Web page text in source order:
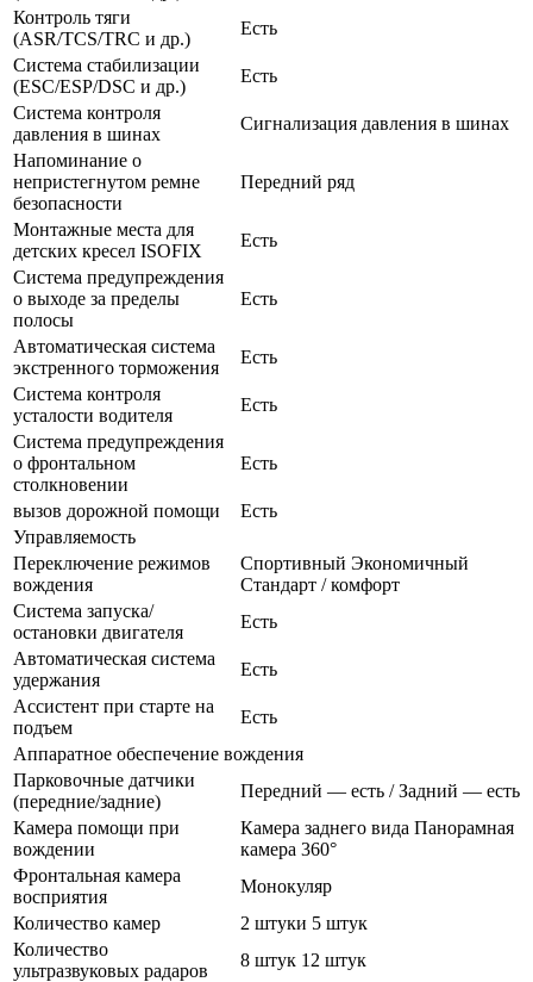
Контроль тяги
(ASR/TCS/TRC и др.)
Есть
Система стабилизации
(ESC/ESP/DSC и др.)
Есть
Система контроля
давления в шинах
Сигнализация давления в шинах
Напоминание о
непристегнутом ремне
безопасности
Передний ряд
Монтажные места для
детских кресел ISOFIX
Есть
Система предупреждения
о выходе за пределы
полосы
Есть
Автоматическая система
экстренного торможения
Есть
Система контроля
усталости водителя
Есть
Система предупреждения
о фронтальном
столкновении
Есть
вызов дорожной помощи
Есть
Управляемость
Переключение режимов
вождения
Спортивный Экономичный
Стандарт / комфорт
Система запуска/
остановки двигателя
Есть
Автоматическая система
удержания
Есть
Ассистент при старте на
подъем
Есть
Аппаратное обеспечение вождения
Парковочные датчики
(передние/задние)
Передний — есть / Задний — есть
Камера помощи при
вождении
Камера заднего вида Панорамная
камера 360°
Фронтальная камера
восприятия
Монокуляр
Количество камер
2 штуки 5 штук
Количество
ультразвуковых радаров
8 штук 12 штук